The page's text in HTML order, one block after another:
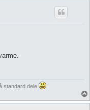
standard dele